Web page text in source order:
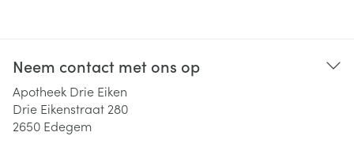
Neem contact met ons op
Apotheek Drie Eiken
Drie Eikenstraat 280
2650 Edegem